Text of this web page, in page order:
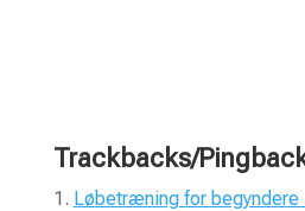
Trackbacks/
Løbetræning for